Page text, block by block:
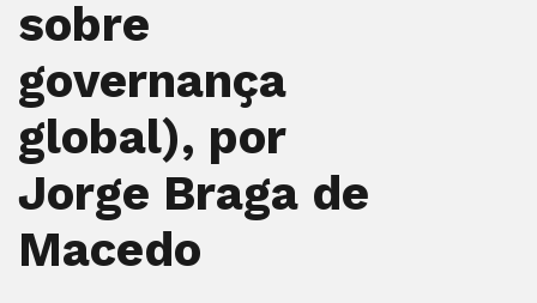
sobre
governança
global), por
Jorge Braga de
Macedo